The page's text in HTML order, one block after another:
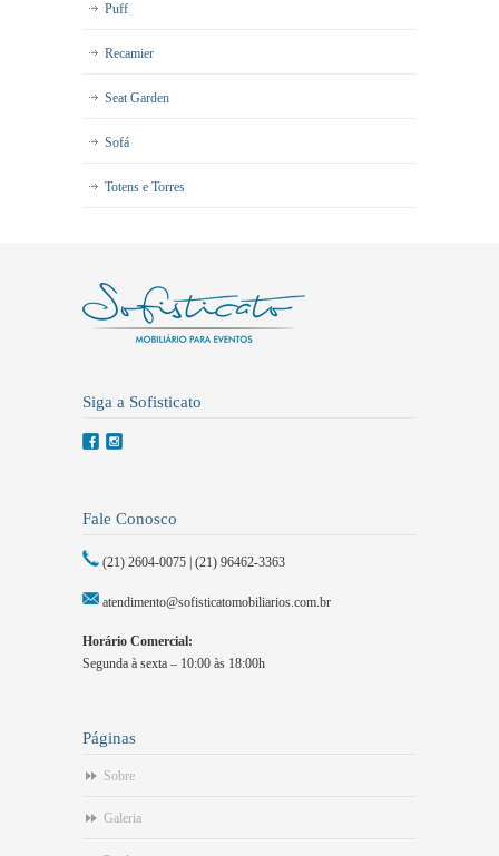
Puff
Recamier
Seat Garden
Sofá
Totens e Torres
Siga a Sofisticato
Fale Conosco
(21) 2604-0075 | (21) 96462-3363
atendimento@sofisticatomobiliarios.com.br
Horário Comercial:
Segunda à sexta – 10:00 às 18:00h
Páginas
Sobre
Galeria